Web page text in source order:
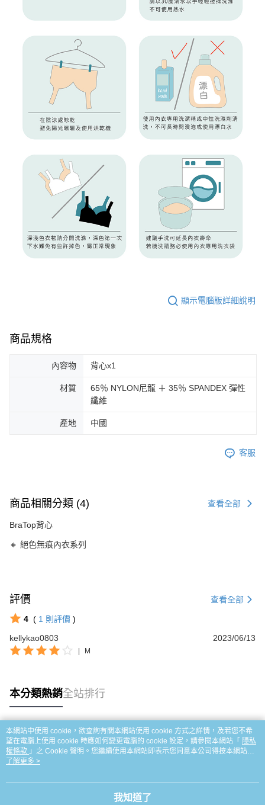
顯示電腦版詳細說明
商品規格
內容物 背心x1
材質
65％ NYLON尼龍 ＋ 35％ SPANDEX 彈性
纖維
產地 中國
客服
商品相關分類 (4) 查看全部
BraTop背心
🔸 絕色無痕內衣系列
評價 查看全部
4 ( 1 則評價 )
kellykao0803
2023/06/13
| M
本分類熱銷全站排行
熱門標籤
本網站中使用 cookie，欲查詢有關本網站使用 cookie 方式之詳情，及若您不希
望在電腦上使用 cookie 時應如何變更電腦的 cookie 設定，請參閱本網站「 隱私
權條款 」之 Cookie 聲明。您繼續使用本網站即表示您同意本公司得按本網站使
用條款之 Cookie 聲明使用 cookie。
了解更多 >
我知道了